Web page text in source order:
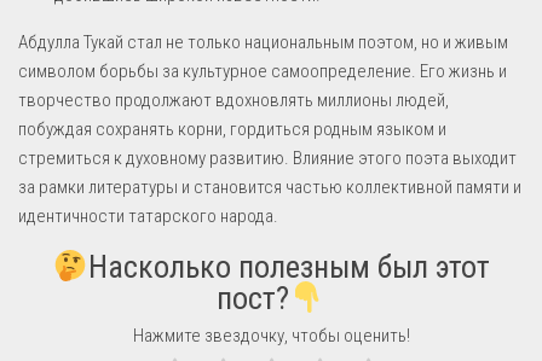
Абдулла Тукай стал не только национальным поэтом, но и живым
символом борьбы за культурное самоопределение. Его жизнь и
творчество продолжают вдохновлять миллионы людей,
побуждая сохранять корни, гордиться родным языком и
стремиться к духовному развитию. Влияние этого поэта выходит
за рамки литературы и становится частью коллективной памяти и
идентичности татарского народа.
Насколько полезным был этот
пост?
Нажмите звездочку, чтобы оценить!